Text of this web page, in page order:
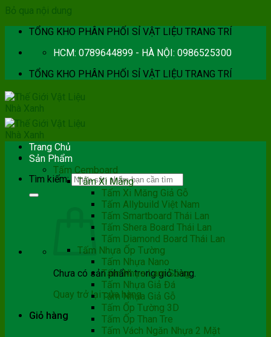
Bỏ qua nội dung
TỔNG KHO PHÂN PHỐI SỈ VẬT LIỆU TRANG TRÍ
HCM: 0789644899 - HÀ NỘI: 0986525300
TỔNG KHO PHÂN PHỐI SỈ VẬT LIỆU TRANG TRÍ
Tìm kiếm:
Chưa có sản phẩm trong giỏ hàng.
Quay trở lại cửa hàng
Giỏ hàng
Trang Chủ
Sản Phẩm
Tấm Cemboard
Tấm Xi Măng
Tấm Xi Măng Giả Gỗ
Tấm Allybuild Việt Nam
Tấm Smartboard Thái Lan
Tấm Shera Board Thái Lan
Tấm Diamond Board Thái Lan
Tấm Nhựa Ốp Tường
Tấm Nhựa Nano
Tấm Nhựa Lam Sóng
Tấm Nhựa Giả Đá
Tấm Nhựa Giả Gỗ
Tấm Ốp Tường 3D
Tấm Ốp Than Tre
Tấm Vách Ngăn Nhựa 2 Mặt